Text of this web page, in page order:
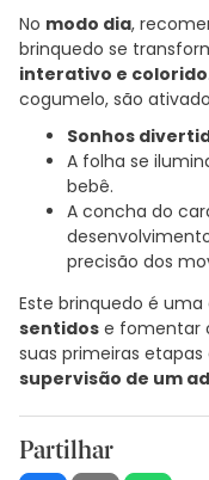
No modo dia,
brinquedo se
interativo e colorido
cogumelo, são
Sonhos
A folha se
bebê.
A concha do
precisão dos
Este brinquedo é
sentidos e fomentar
suas primeiras
supervisão de um
Partilhar